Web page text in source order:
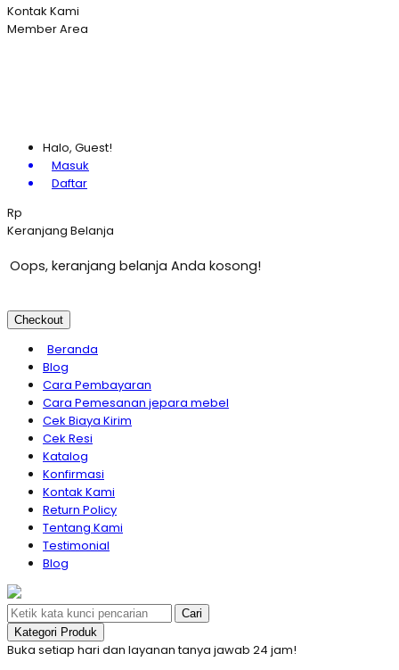
Kontak Kami
Member Area
Halo, Guest!
Masuk
Daftar
Rp
Keranjang Belanja
Oops, keranjang belanja Anda kosong!
Checkout
Beranda
Blog
Cara Pembayaran
Cara Pemesanan jepara mebel
Cek Biaya Kirim
Cek Resi
Katalog
Konfirmasi
Kontak Kami
Return Policy
Tentang Kami
Testimonial
Blog
Cari
Kategori Produk
Buka setiap hari dan layanan tanya jawab 24 jam!